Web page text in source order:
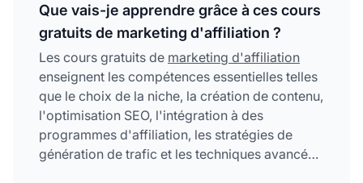
Que vais-je apprendre grâce à ces cours
gratuits de marketing d'affiliation ?
Les cours gratuits de marketing d'affiliation
enseignent les compétences essentielles telles
que le choix de la niche, la création de contenu,
l'optimisation SEO, l'intégration à des
programmes d'affiliation, les stratégies de
génération de trafic et les techniques avancées